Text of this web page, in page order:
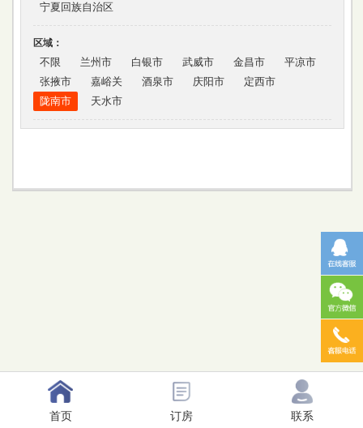
宁夏回族自治区
区域：
不限 兰州市 白银市 武威市 金昌市
平凉市
张掖市
嘉峪关 酒泉市 庆阳市
定西市
陇南市
天水市
首页 订房 联系